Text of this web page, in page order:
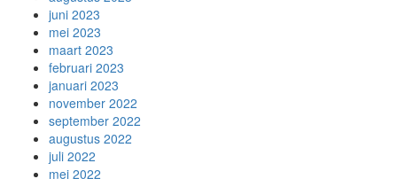
juni 2023
mei 2023
maart 2023
februari 2023
januari 2023
november 2022
september 2022
augustus 2022
juli 2022
mei 2022